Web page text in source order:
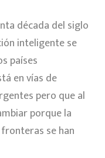
década del siglo
inteligente se
países
en vías de
pero que al
porque la
se han